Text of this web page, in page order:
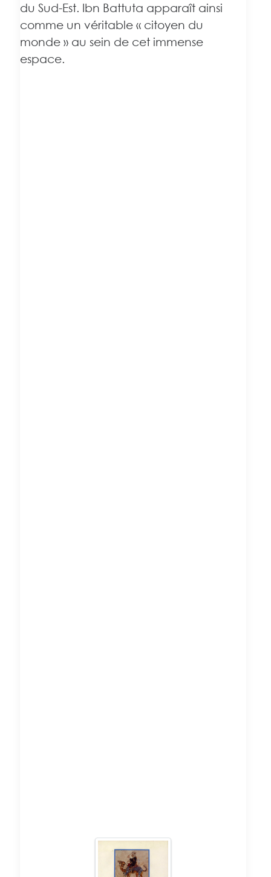
du Sud-Est. Ibn Battuta apparaît ainsi
comme un véritable « citoyen du
monde » au sein de cet immense
espace.